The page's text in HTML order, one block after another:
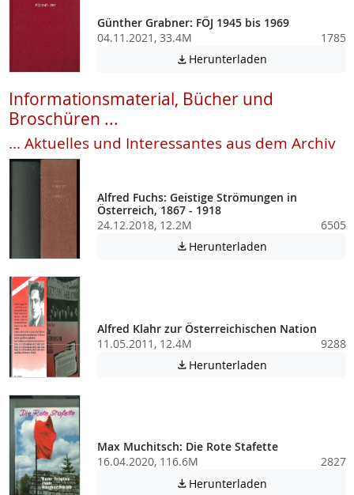
Günther Grabner: FÖJ 1945 bis 1969
04.11.2021, 33.4M
1785
 Herunterladen
Informationsmaterial, Bücher und
Broschüren ...
... Aktuelles und Interessantes aus dem Archiv
Alfred Fuchs: Geistige Strömungen in
Österreich, 1867 - 1918
24.12.2018, 12.2M
6505
 Herunterladen
Alfred Klahr zur Österreichischen Nation
11.05.2011, 12.4M
9288
 Herunterladen
Max Muchitsch: Die Rote Stafette
16.04.2020, 116.6M
2827
 Herunterladen